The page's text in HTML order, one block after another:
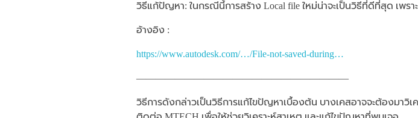
วิธีแก้ปัญหา: ในกรณีนี้การสร้าง Local file ใหม่น่าจะเป็นวิธีที่ดีที่สุด เพร
อ้างอิง :
https://www.autodesk.com/…/File-not-saved-during…
——————————————————————
วิธีการดังกล่าวเป็นวิธีการแก้ไขปัญหาเบื้องต้น บางเคสอาจจะต้องมา